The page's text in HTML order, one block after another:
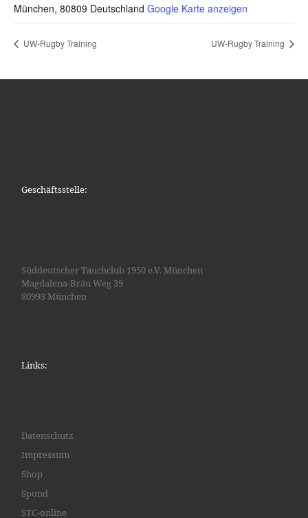
München, 80809 Deutschland Google Karte anzeigen
UW-Rugby Training UW-Rugby Training
Geschäftsstelle:
Süddeutscher Tauchclub 1950 e.V. München
Magdalena-Bräu Weg 39
80993 München
Links:
Datenschutz
Impressum
Shop
Spond
STC-online